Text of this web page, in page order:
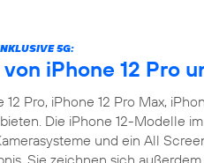
5G:
iPhone 12 Pro
Pro, iPhone 12 Pro Max,
Die iPhone 12-Modelle
und ein All
Sie zeichnen sich